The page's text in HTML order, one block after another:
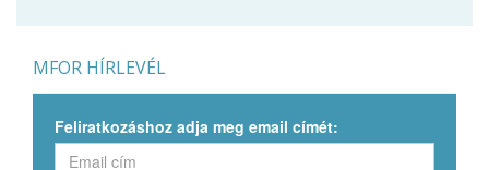
MFOR HÍRLEVÉL
Feliratkozáshoz adja meg email címét: